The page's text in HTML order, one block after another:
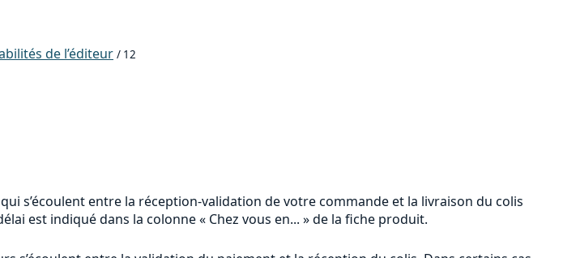
de l’éditeur / 12
s’écoulent entre la réception-validation de votre commande et la livraison du colis
est indiqué dans la colonne « Chez vous en... » de la fiche produit.